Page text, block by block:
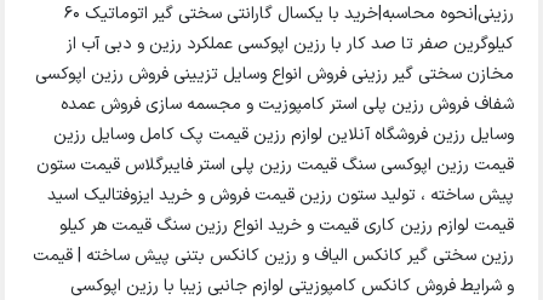
رزینی|نحوه محاسبه|خرید با یکسال گارانتی سختی گير اتوماتیک ۶۰
کیلوگرین صفر تا صد کار با رزین اپوکسی عملکرد رزین و دبی آب از
مخازن سختی گیر رزینی فروش انواع وسایل تزیینی فروش رزین اپوکسی
شفاف فروش رزین پلی استر کامپوزیت و مجسمه سازی فروش عمده
وسایل رزین فروشگاه آنلاین لوازم رزین قیمت پک کامل وسایل رزین
قیمت رزین اپوکسی سنگ قیمت رزین پلی استر فایبرگلاس قیمت ستون
پیش ساخته ، تولید ستون رزین قیمت فروش و خرید ایزوفتالیک اسید
قیمت لوازم رزین کاری قیمت و خرید انواع رزین سنگ قیمت هر کیلو
رزین سختی گیر کانکس الیاف و رزین کانکس بتنی پیش ساخته | قیمت
و شرایط فروش کانکس کامپوزیتی لوازم جانبی زیبا با رزین اپوکسی